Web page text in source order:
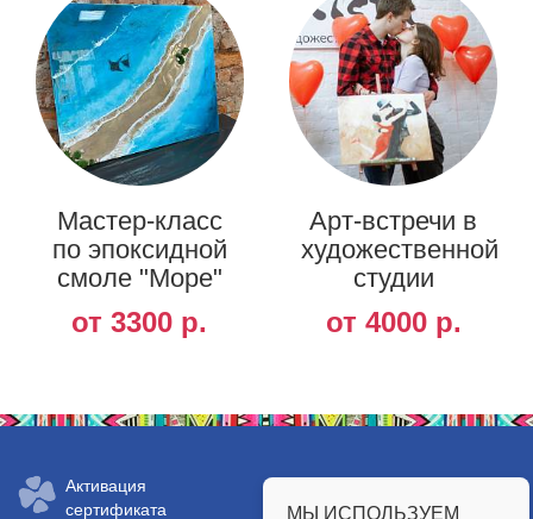
Мастер-класс
по эпоксидной
смоле "Море"
от 3300 р.
Арт-встречи в
художественной
студии
от 4000 р.
Активация
сертификата
МЫ ИСПОЛЬЗУЕМ